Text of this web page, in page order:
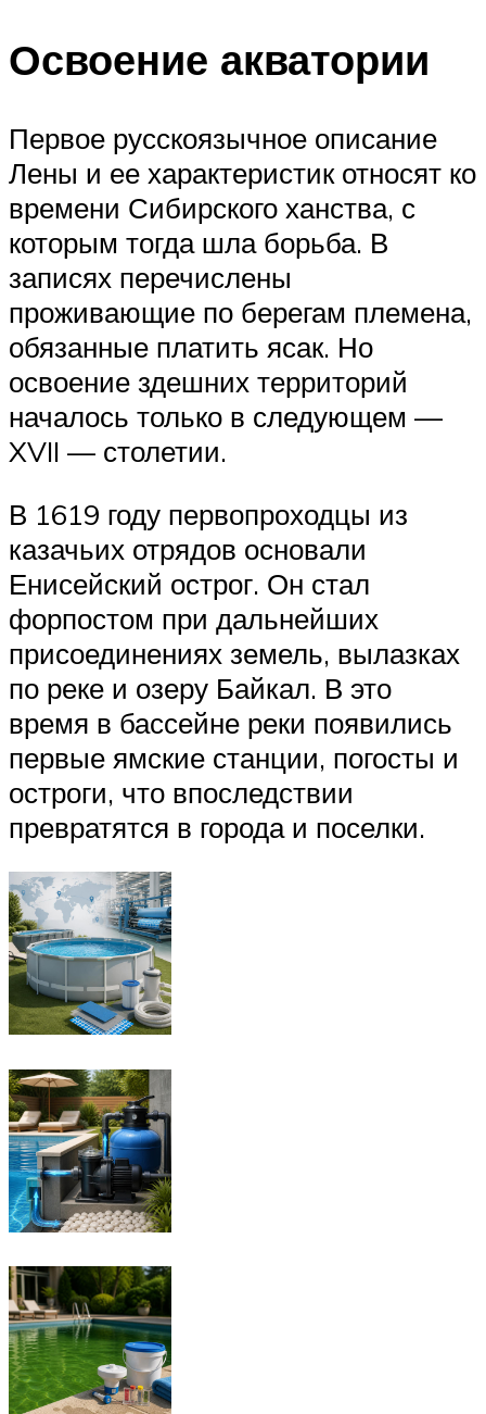
Освоение акватории
Первое русскоязычное описание
Лены и ее характеристик относят ко
времени Сибирского ханства, с
которым тогда шла борьба. В
записях перечислены
проживающие по берегам племена,
обязанные платить ясак. Но
освоение здешних территорий
началось только в следующем —
XVII — столетии.
В 1619 году первопроходцы из
казачьих отрядов основали
Енисейский острог. Он стал
форпостом при дальнейших
присоединениях земель, вылазках
по реке и озеру Байкал. В это
время в бассейне реки появились
первые ямские станции, погосты и
остроги, что впоследствии
превратятся в города и поселки.